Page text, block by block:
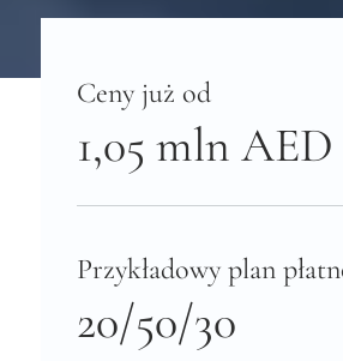
Ceny już od
1,05 mln AED
Przykładowy plan
20/50/30